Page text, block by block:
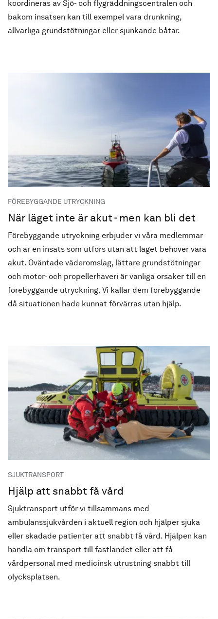
koordineras av Sjö- och flygräddningscentralen och
bakom insatsen kan till exempel vara drunkning,
allvarliga grundstötningar eller sjunkande båtar.
FÖREBYGGANDE UTRYCKNING
När läget inte är akut - men kan bli det
Förebyggande utryckning erbjuder vi våra medlemmar
och är en insats som utförs utan att läget behöver vara
akut. Oväntade väderomslag, lättare grundstötningar
och motor- och propellerhaveri är vanliga orsaker till en
förebyggande utryckning. Vi kallar dem förebyggande
då situationen hade kunnat förvärras utan hjälp.
SJUKTRANSPORT
Hjälp att snabbt få vård
Sjuktransport utför vi tillsammans med
ambulanssjukvården i aktuell region och hjälper sjuka
eller skadade patienter att snabbt få vård. Hjälpen kan
handla om transport till fastlandet eller att få
vårdpersonal med medicinsk utrustning snabbt till
olycksplatsen.